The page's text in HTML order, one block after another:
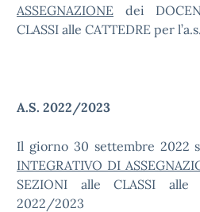
ASSEGNAZIONE dei
CLASSI alle CATTEDRE per
A.S. 2022/2023
Il giorno 30 settembre 2022
INTEGRATIVO DI
SEZIONI alle CLASSI alle
2022/2023